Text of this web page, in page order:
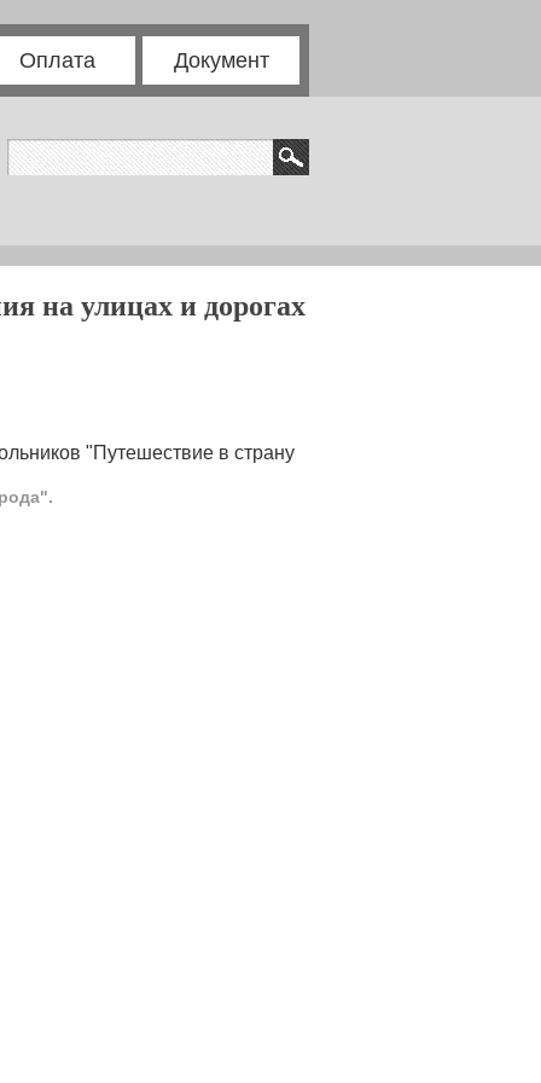
Оплата Документ
на улицах и дорогах
"Путешествие в страну